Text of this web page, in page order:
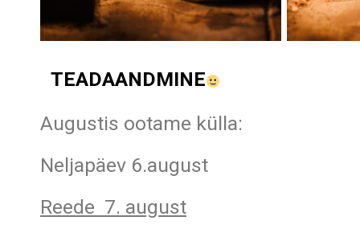
TEADAANDMINE
Augustis ootame külla:
Neljapäev 6.august
Reede 7. august